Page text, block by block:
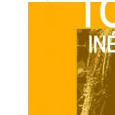
Sobre el Centro Cultural
> Ir a Actividades
Envíanos tu propuesta
Buzón de sugerencias